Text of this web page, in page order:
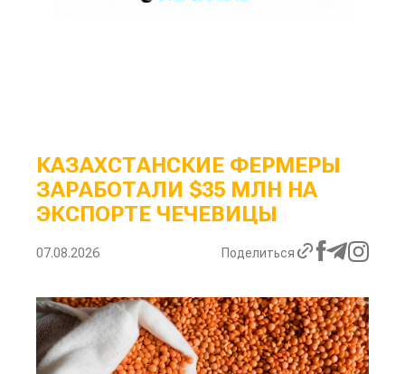
КАЗАХСТАНСКИЕ ФЕРМЕРЫ
ЗАРАБОТАЛИ $35 МЛН НА
ЭКСПОРТЕ ЧЕЧЕВИЦЫ
07.08.2026 Поделиться